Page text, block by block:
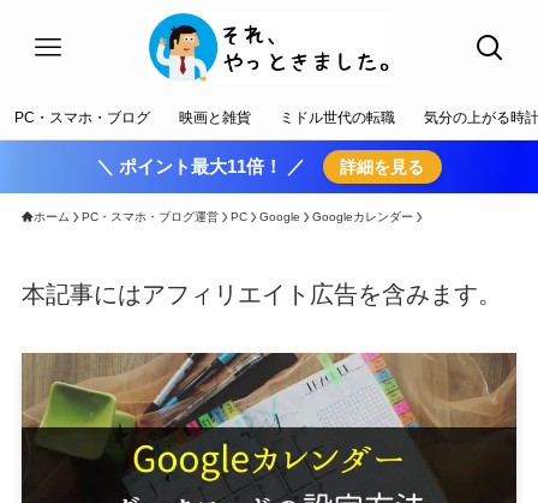
PC・スマホ・ブログ 映画と雑貨 ミドル世代の転職 気分の上がる時計
＼ ポイント最大11倍！ ／ 詳細を見る
ホーム PC・スマホ・ブログ運営 PC Google Googleカレンダー
本記事にはアフィリエイト広告を含みます。